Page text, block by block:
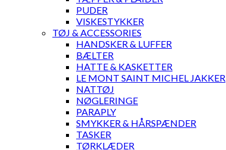
PUDER
VISKESTYKKER
TØJ & ACCESSORIES
HANDSKER & LUFFER
BÆLTER
HATTE & KASKETTER
LE MONT SAINT MICHEL JAKKER
NATTØJ
NØGLERINGE
PARAPLY
SMYKKER & HÅRSPÆNDER
TASKER
TØRKLÆDER